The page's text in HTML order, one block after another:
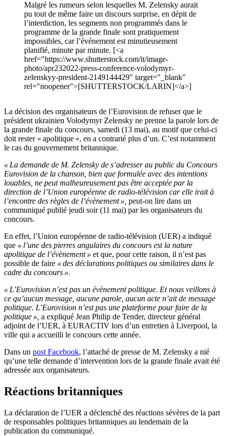
Malgré les rumeurs selon lesquelles M. Zelensky aurait
pu tout de même faire un discours surprise, en dépit de
l’interdiction, les segments non programmés dans le
programme de la grande finale sont pratiquement
impossibles, car l’événement est minutieusement
planifié, minute par minute. [<a
href="https://www.shutterstock.com/it/image-
photo/apr232022-press-conference-volodymyr-
zelenskyy-president-2149144429" target="_blank"
rel="noopener">[SHUTTERSTOCK/LARIN]</a>]
La décision des organisateurs de l’Eurovision de refuser que le
président ukrainien Volodymyr Zelensky ne prenne la parole lors de
la grande finale du concours, samedi (13 mai), au motif que celui-ci
doit rester « apolitique », en a contrarié plus d’un. C’est notamment
le cas du gouvernement britannique.
« La demande de M. Zelensky de s’adresser au public du Concours
Eurovision de la chanson, bien que formulée avec des intentions
louables, ne peut malheureusement pas être acceptée par la
direction de l’Union européenne de radio-télévision car elle irait à
l’encontre des règles de l’évènement », peut-on lire dans un
communiqué publié jeudi soir (11 mai) par les organisateurs du
concours.
En effet, l’Union européenne de radio-télévision (UER) a indiqué
que « l’une des pierres angulaires du concours est la nature
apolitique de l’évènement » et que, pour cette raison, il n’est pas
possible de faire « des déclarations politiques ou similaires dans le
cadre du concours ».
« L’Eurovision n’est pas un évènement politique. Et nous veillons à
ce qu’aucun message, aucune parole, aucun acte n’ait de message
politique. L’Eurovision n’est pas une plateforme pour faire de la
politique », a expliqué Jean Philip de Tender, directeur général
adjoint de l’UER, à EURACTIV lors d’un entretien à Liverpool, la
ville qui a accueilli le concours cette année.
Dans un post Facebook, l’attaché de presse de M. Zelensky a nié
qu’une telle demande d’intervention lors de la grande finale avait été
adressée aux organisateurs.
Réactions britanniques
La déclaration de l’UER a déclenché des réactions sévères de la part
de responsables politiques britanniques au lendemain de la
publication du communiqué.